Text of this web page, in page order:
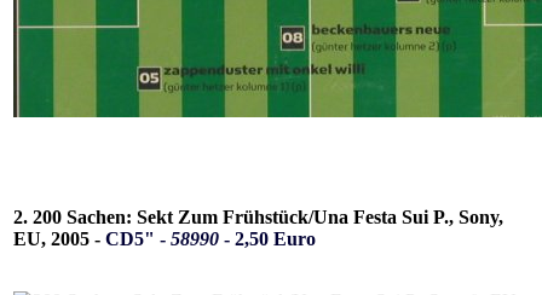
2. 200 Sachen: Sekt Zum Frühstück/Una Festa Sui P., Sony,
EU, 2005 - CD5" - 58990 - 2,50 Euro